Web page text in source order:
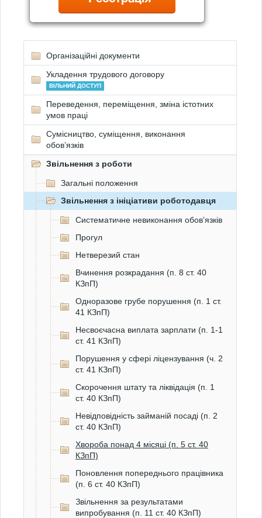
Організаційні документи
Укладення трудового договору
ВІЛЬНИЙ ДОСТУП
Переведення, переміщення, зміна істотних
умов праці
Сумісництво, суміщення, виконання
обов’язків
Звільнення з роботи
Загальні положення
Звільнення з ініціативи роботодавця
Систематичне невиконання обов’язків
Прогул
Нетверезий стан
Вчинення розкрадання (п. 8 ст. 40
КЗпП)
Одноразове грубе порушення (п. 1 ст.
41 КЗпП)
Несвоєчасна виплата зарплати (п. 1-1
ст. 41 КЗпП)
Порушення у сфері ліцензування (ч. 2
ст. 41 КЗпП)
Скорочення штату та ліквідація (п. 1
ст. 40 КЗпП)
Невідповідність займаній посаді (п. 2
ст. 40 КЗпП)
Хвороба понад 4 місяці (п. 5 ст. 40
КЗпП)
Поновлення попереднього працівника
(п. 6 ст. 40 КЗпП)
Звільнення за результатами
випробування (п. 11 ст. 40 КЗпП)